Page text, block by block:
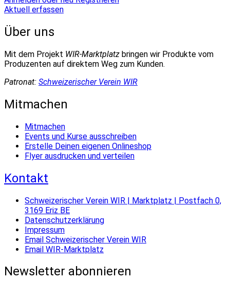
Aktuell erfassen
Über uns
Mit dem Projekt WIR-Marktplatz bringen wir Produkte vom
Produzenten auf direktem Weg zum Kunden.
Patronat: Schweizerischer Verein WIR
Mitmachen
Mitmachen
Events und Kurse ausschreiben
Erstelle Deinen eigenen Onlineshop
Flyer ausdrucken und verteilen
Kontakt
Schweizerischer Verein WIR | Marktplatz | Postfach 0,
3169 Eriz BE
Datenschutzerklärung
Impressum
Email Schweizerischer Verein WIR
Email WIR-Marktplatz
Newsletter abonnieren